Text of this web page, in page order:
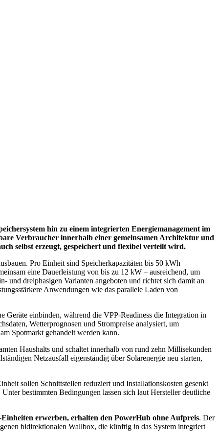
hin zu einem integrierten Energiemanagement im
Verbraucher innerhalb einer gemeinsamen Architektur und
selbst erzeugt, gespeichert und flexibel verteilt wird.
Pro Einheit sind Speicherkapazitäten bis 50 kWh
eine Dauerleistung von bis zu 12 kW – ausreichend, um
dreiphasigen Varianten angeboten und richtet sich damit an
Anwendungen wie das parallele Laden von
Geräte einbinden, während die VPP-Readiness die Integration in
Wetterprognosen und Strompreise analysiert, um
Spotmarkt gehandelt werden kann.
Haushalts und schaltet innerhalb von rund zehn Millisekunden
Netzausfall eigenständig über Solarenergie neu starten,
sollen Schnittstellen reduziert und Installationskosten gesenkt
bestimmten Bedingungen lassen sich laut Hersteller deutliche
erwerben, erhalten den PowerHub ohne Aufpreis. Der
bidirektionalen Wallbox, die künftig in das System integriert